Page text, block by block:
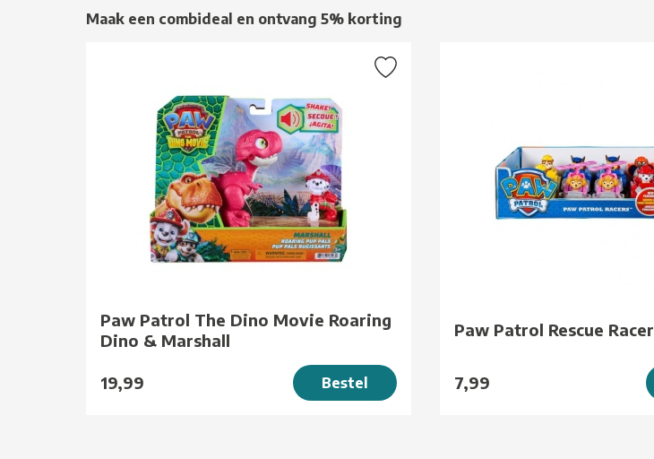
Maak een combideal en ontvang 5% korting
Paw Patrol The Dino Movie Roaring
Dino & Marshall
19,99 Bestel
Paw Patrol Rescue Racer
7,99